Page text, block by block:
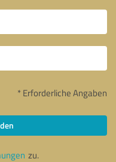
* Erforderliche Angaben
zu.